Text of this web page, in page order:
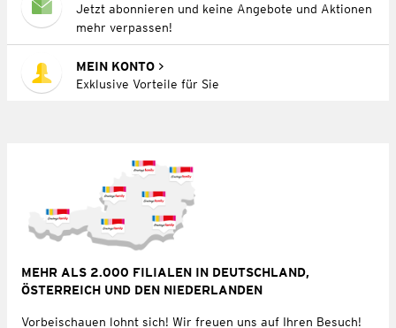
Jetzt abonnieren und keine Angebote und Aktionen
mehr verpassen!
MEIN KONTO
Exklusive Vorteile für Sie
MEHR ALS 2.000 FILIALEN IN DEUTSCHLAND,
ÖSTERREICH UND DEN NIEDERLANDEN
Vorbeischauen lohnt sich! Wir freuen uns auf Ihren Besuch!